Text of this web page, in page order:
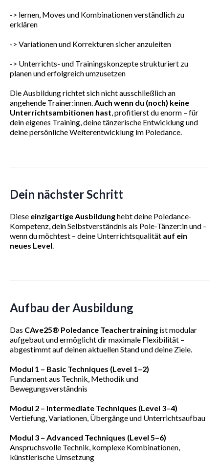
-> lernen, Moves und Kombinationen verständlich zu
erklären
-> Variationen und Korrekturen sicher anzuleiten
-> Unterrichts- und Trainingskonzepte strukturiert zu
planen und erfolgreich umzusetzen
Die Ausbildung richtet sich nicht ausschließlich an
angehende Trainer:innen.Auch wenn du (noch) keine
Unterrichtsambitionen hast, profitierst du enorm – für
dein eigenes Training, deine tänzerische Entwicklung und
deine persönliche Weiterentwicklung im Poledance.
Dein nächster Schritt
Diese einzigartige Ausbildunghebt deine Poledance-
Kompetenz, dein Selbstverständnis als Pole-Tänzer:in und –
wenn du möchtest – deine Unterrichtsqualität auf ein
neues Level.
Aufbau der Ausbildung
Das CAve25® Poledance Teachertraining ist modular
aufgebaut und ermöglicht dir maximale Flexibilität –
abgestimmt auf deinen aktuellen Stand und deine Ziele.
Modul 1 – Basic Techniques (Level 1–2)
Fundament aus Technik, Methodik und
Bewegungsverständnis
Modul 2 – Intermediate Techniques (Level 3–4)
Vertiefung, Variationen, Übergänge und Unterrichtsaufbau
Modul 3 – Advanced Techniques (Level 5–6)
Anspruchsvolle Technik, komplexe Kombinationen,
künstlerische Umsetzung